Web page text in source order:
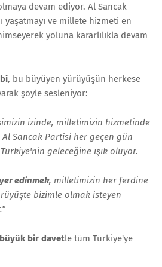
devam ediyor. Al Sancak
yaşatmayı ve millete hizmeti en
yoluna kararlılıkla devam
, bu büyüyen yürüyüşün herkese
şöyle sesleniyor:
izinde, milletimizin hizmetinde
Al Sancak Partisi her geçen gün
geleceğine ışık oluyor.
edinmek, milletimizin her ferdine
bizimle olmak isteyen
büyük bir davetle tüm Türkiye'ye